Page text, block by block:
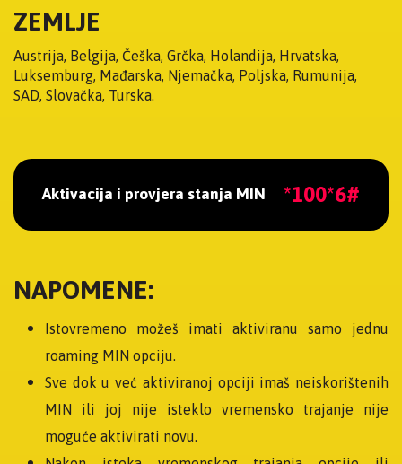
ZEMLJE
Austrija, Belgija, Češka, Grčka, Holandija, Hrvatska,
Luksemburg, Mađarska, Njemačka, Poljska, Rumunija,
SAD, Slovačka, Turska.
Aktivacija i provjera stanja MIN *100*6#
NAPOMENE:
Istovremeno možeš imati aktiviranu samo jednu
roaming MIN opciju.
Sve dok u već aktiviranoj opciji imaš neiskorištenih
MIN ili joj nije isteklo vremensko trajanje nije
moguće aktivirati novu.